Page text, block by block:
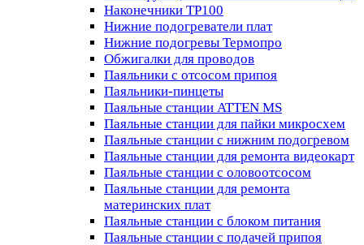
Наконечники TP100
Нижние подогреватели плат
Нижние подогревы Термопро
Обжигалки для проводов
Паяльники с отсосом припоя
Паяльники-пинцеты
Паяльные станции ATTEN MS
Паяльные станции для пайки микросхем
Паяльные станции с нижним подогревом
Паяльные станции для ремонта видеокарт
Паяльные станции с оловоотсосом
Паяльные станции для ремонта
материнских плат
Паяльные станции с блоком питания
Паяльные станции с подачей припоя